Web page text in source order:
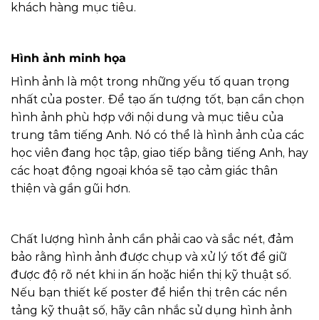
khách hàng mục tiêu.
Hình ảnh minh họa
Hình ảnh là một trong những yếu tố quan trọng
nhất của poster. Để tạo ấn tượng tốt, bạn cần chọn
hình ảnh phù hợp với nội dung và mục tiêu của
trung tâm tiếng Anh. Nó có thể là hình ảnh của các
học viên đang học tập, giao tiếp bằng tiếng Anh, hay
các hoạt động ngoại khóa sẽ tạo cảm giác thân
thiện và gần gũi hơn.
Chất lượng hình ảnh cần phải cao và sắc nét, đảm
bảo rằng hình ảnh được chụp và xử lý tốt để giữ
được độ rõ nét khi in ấn hoặc hiển thị kỹ thuật số.
Nếu bạn thiết kế poster để hiển thị trên các nền
tảng kỹ thuật số, hãy cân nhắc sử dụng hình ảnh